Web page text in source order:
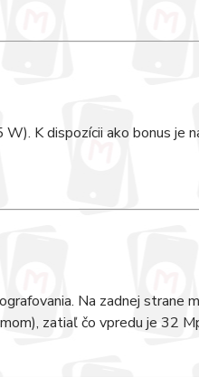
K dispozícii ako bonus je
Na zadnej strane
zatiaľ čo vpredu je 32